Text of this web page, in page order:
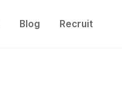
Blog Recruit